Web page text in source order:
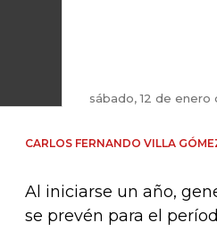
sábado, 12 de enero
CARLOS FERNANDO VILLA
Al iniciarse un año,
se prevén para el